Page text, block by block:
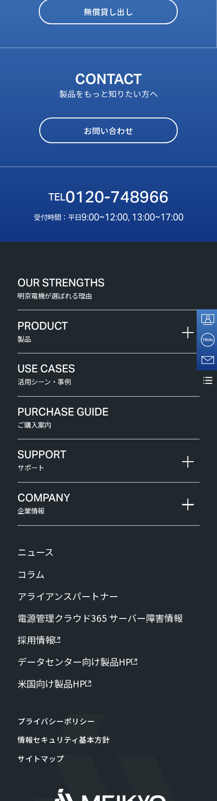
無償貸し出し
CONTACT
製品をもっと知りたい方へ
お問い合わせ
0120-748966
受付時間：平日9:00~12:00, 13:00~17:00
OUR STRENGTHS
明京電機が選ばれる理由
PRODUCT
製品
USE CASES
活用シーン・事例
PURCHASE GUIDE
ご購入案内
SUPPORT
サポート
COMPANY
企業情報
ニュース
コラム
アライアンスパートナー
電源管理クラウド365 サーバー障害情報
採用情報
データセンター向け製品HP
米国向け製品HP
プライバシーポリシー
情報セキュリティ基本方針
サイトマップ